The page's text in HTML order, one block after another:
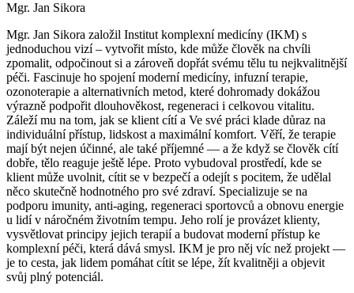
Mgr. Jan Sikora
Mgr. Jan Sikora založil Institut komplexní medicíny (IKM) s
jednoduchou vizí – vytvořit místo, kde může člověk na chvíli
zpomalit, odpočinout si a zároveň dopřát svému tělu tu nejkvalitnější
péči. Fascinuje ho spojení moderní medicíny, infuzní terapie,
ozonoterapie a alternativních metod, které dohromady dokážou
výrazně podpořit dlouhověkost, regeneraci i celkovou vitalitu.
Záleží mu na tom, jak se klient cítí a Ve své práci klade důraz na
individuální přístup, lidskost a maximální komfort. Věří, že terapie
mají být nejen účinné, ale také příjemné — a že když se člověk cítí
dobře, tělo reaguje ještě lépe. Proto vybudoval prostředí, kde se
klient může uvolnit, cítit se v bezpečí a odejít s pocitem, že udělal
něco skutečně hodnotného pro své zdraví. Specializuje se na
podporu imunity, anti-aging, regeneraci sportovců a obnovu energie
u lidí v náročném životním tempu. Jeho rolí je provázet klienty,
vysvětlovat principy jejich terapií a budovat moderní přístup ke
komplexní péči, která dává smysl. IKM je pro něj víc než projekt —
je to cesta, jak lidem pomáhat cítit se lépe, žít kvalitněji a objevit
svůj plný potenciál.